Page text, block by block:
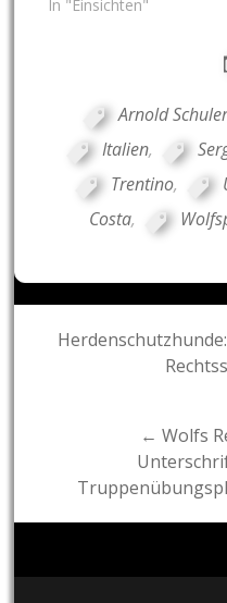
In "Einsichten"
Arnold
Italien,
Trentino,
Costa,
Post
navigation
← Wolfs